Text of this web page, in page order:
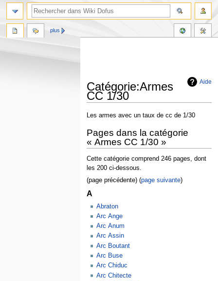
Aide
Catégorie:Armes
CC 1/30
Aller
la
navigation
Aller
la
recherche
Les armes avec un taux de cc de 1/30
Pages dans la catégorie
« Armes CC 1/30 »
Cette catégorie comprend 246 pages, dont
les 200 ci-dessous.
(page précédente) (page suivante)
A
Abraton
Arc Ange
Arc Anum
Arc Assin
Arc Boutant
Arc Buse
Arc Chiduc
Arc Chitecte
plus